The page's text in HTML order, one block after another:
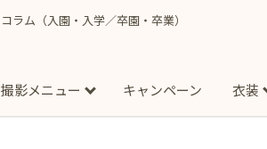
コラム（入園・入学／卒園・卒業）
撮影メニュー キャンペーン 衣装